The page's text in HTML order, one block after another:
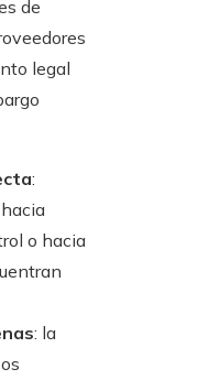
de
legal
:
o hacia
: la